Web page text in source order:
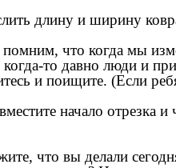
длину и ширину
что когда мы
то давно люди и
и поищите. (Если
начало
что вы делали